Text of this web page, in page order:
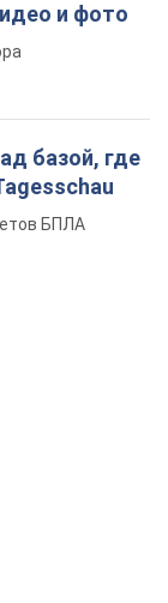
и фото
базой, где
БПЛА